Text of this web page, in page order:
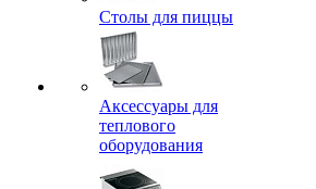
Столы для пиццы
Аксессуары для
теплового
оборудования